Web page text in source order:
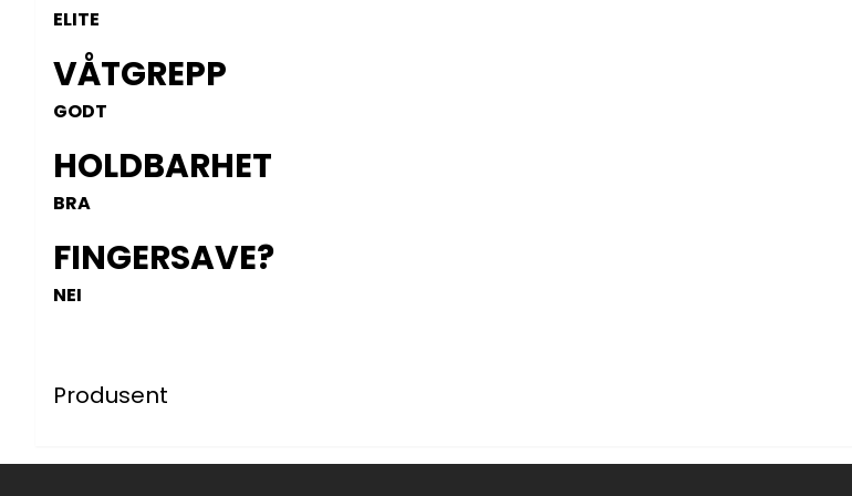
ELITE
VÅTGREPP
GODT
HOLDBARHET
BRA
FINGERSAVE?
NEI
Produsent